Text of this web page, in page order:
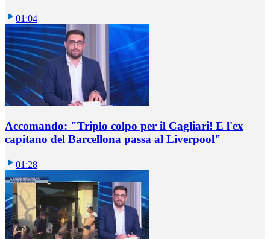
01:04
Accomando: "Triplo colpo per il Cagliari! E l'ex
capitano del Barcellona passa al Liverpool"
01:28